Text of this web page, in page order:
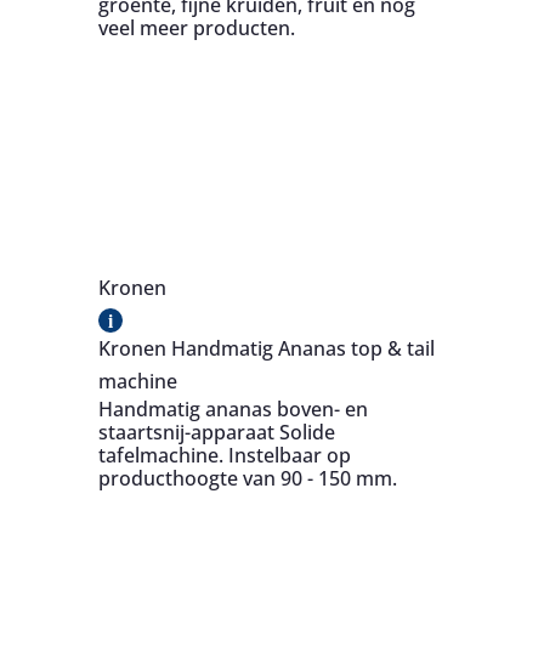
veel meer producten.
Kronen
i
Kronen Handmatig Ananas top & tail
machine
Handmatig ananas boven- en
staartsnij-apparaat Solide
tafelmachine. Instelbaar op
producthoogte van 90 - 150 mm.